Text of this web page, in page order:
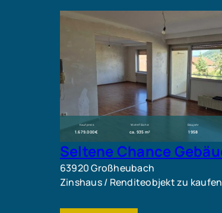
Kaufpreis
1.679.000 €
Wohnfläche
ca. 935 m²
Baujahr
1958
63920 Großheubach
Zinshaus / Renditeobjekt zu kaufen